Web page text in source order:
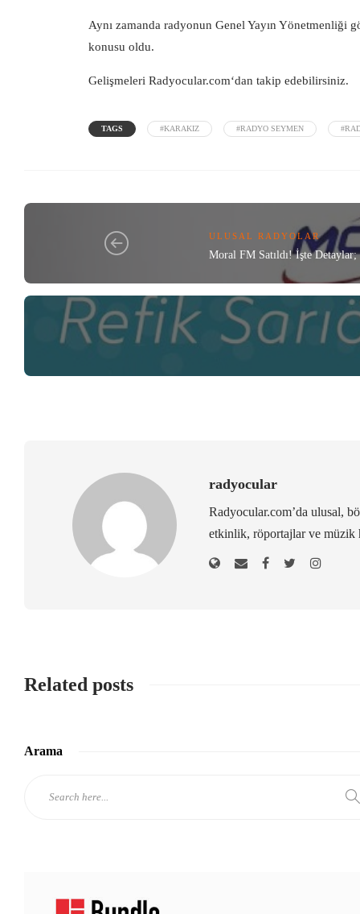
Aynı zamanda radyonun Genel Yayın Yönetmenliği
konusu oldu.
Gelişmeleri Radyocular.com‘dan takip edebilirsiniz.
TAGS #KARAKIZ #RADYO SEYMEN
ULUSAL RADYOLAR
Moral FM Satıldı! İşte Detaylar;
radyocular
Radyocular.com’da ulusal,
etkinlik, röportajlar ve müzik
Related posts
Arama